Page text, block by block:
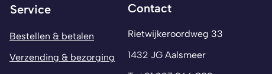
Service
Bestellen & betalen
Verzending & bezorging
Contact
Rietwijkeroordweg 33
1432 JG Aalsmeer